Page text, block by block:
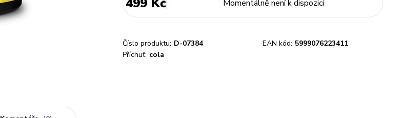
Momentálně není k dispozici
Číslo produktu: D-07384 EAN kód: 5999076223411
Příchuť: cola